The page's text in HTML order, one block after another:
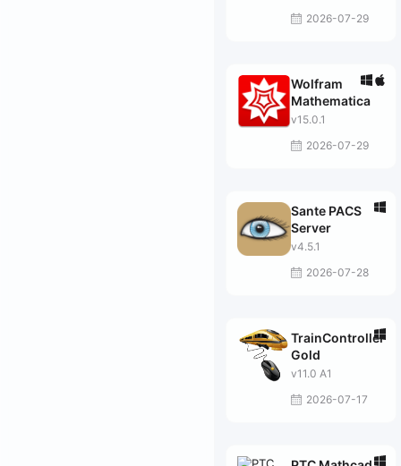
2026-07-29
Wolfram
Mathematica
v15.0.1
2026-07-29
Sante PACS
Server
v4.5.1
2026-07-28
TrainController
Gold
v11.0 A1
2026-07-17